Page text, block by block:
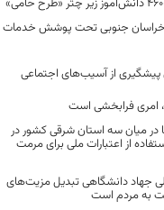
در خراسان جنوبی تحت پوشش خدمات
پیشگیری از آسیب‌های اجتماعی
امری فرابخشی است
در میان سه استان شرقی کشور در
از اعتبارات ملی برای مرمت
جهاد دانشگاهی تبدیل مزیت‌های
به مردم است